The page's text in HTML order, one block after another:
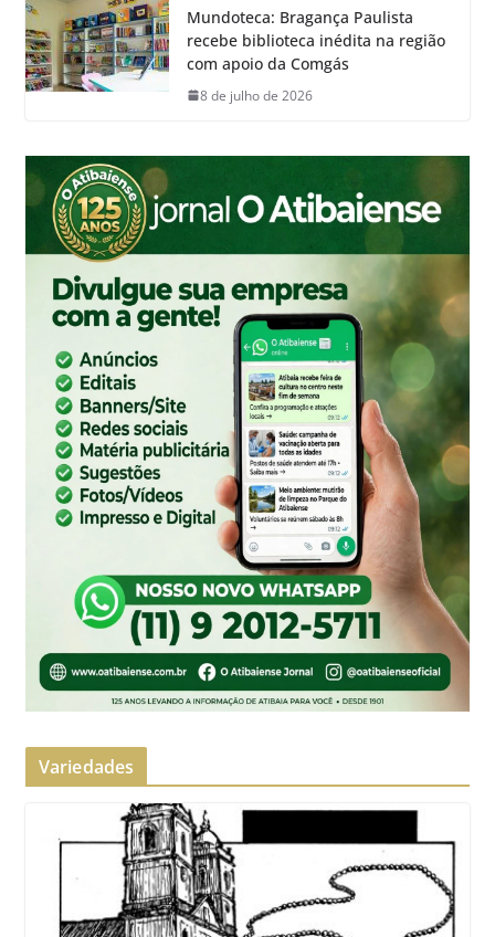
Mundoteca: Bragança Paulista
recebe biblioteca inédita na região
com apoio da Comgás
8 de julho de 2026
Variedades